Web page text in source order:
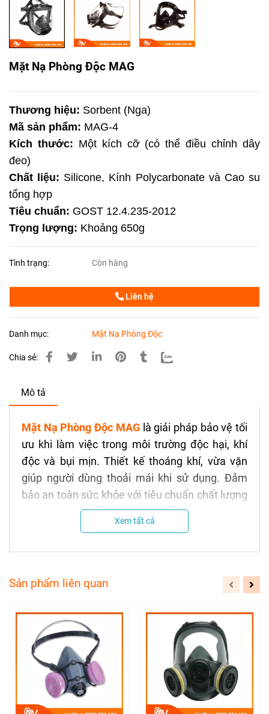
Mặt Nạ Phòng Độc MAG
Thương hiệu: Sorbent (Nga)
Mã sản phẩm: MAG-4
Kích thước: Một kích cỡ (có thể điều chỉnh dây
đeo)
Chất liệu: Silicone, Kính Polycarbonate và Cao su
tổng hợp
Tiêu chuẩn: GOST 12.4.235-2012
Trọng lượng: Khoảng 650g
Tình trạng: Còn hàng
Liên hệ
Danh mục: Mặt Nạ Phòng Độc
Chia sẻ:
Mô tả
Mặt Nạ Phòng Độc MAGlà giải pháp bảo vệ tối
ưu khi làm việc trong môi trường độc hại, khí
độc và bụi mịn. Thiết kế thoáng khí, vừa vặn
giúp người dùng thoải mái khi sử dụng. Đảm
bảo an toàn sức khỏe với tiêu chuẩn chất lượng
Xem tất cả
Sản phẩm liên quan